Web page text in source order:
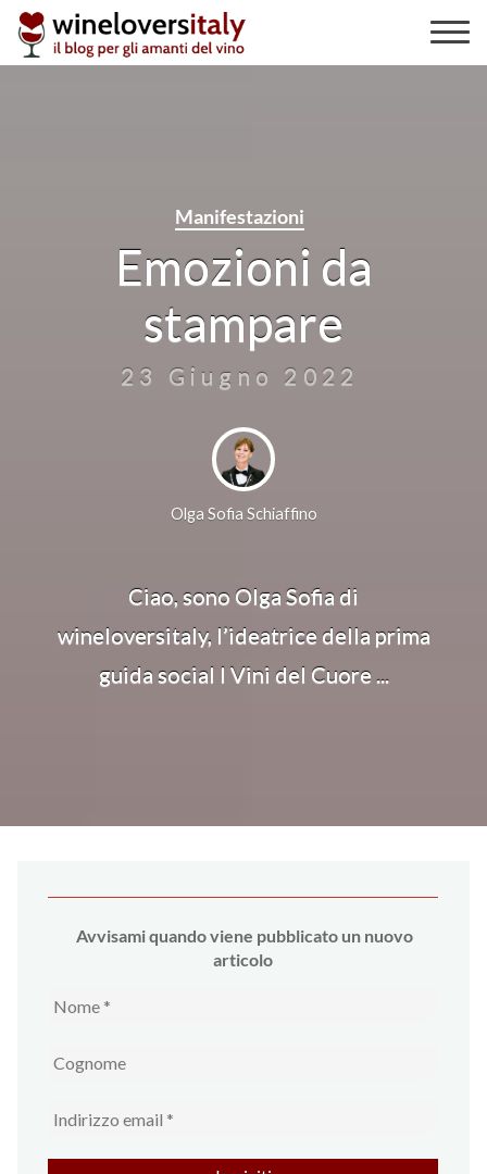
Skip
Manifestazioni
Emozioni da
stampare
23 Giugno 2022
Olga Sofia Schiaffino
Ciao, sono Olga Sofia di
wineloversitaly, l’ideatrice della prima
guida social I Vini del Cuore ...
Avvisami quando viene pubblicato un nuovo
articolo